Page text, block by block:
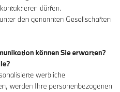
dürfen.
den genannten Gesellschaften
können Sie erwarten?
werbliche
werden Ihre personenbezogenen